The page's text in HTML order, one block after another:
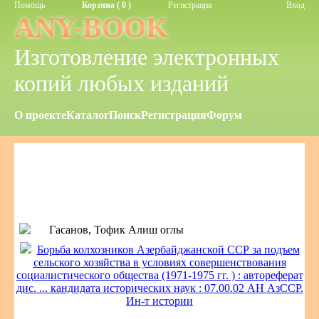
Помощь Корзина ( 0 ) Регистрация Вход
ANY-BOOK
Изготовление электронных
копий любых изданий
О проектеКаталогПоискРегистрацияФорум
Гасанов, Тофик Алиш оглы
Борьба колхозников Азербайджанской ССР за подъем
сельского хозяйства в условиях совершенствования
социалистического общества (1971-1975 гг. ) : автореферат
дис. ... кандидата исторических наук : 07.00.02 АН АзССР.
Ин-т истории